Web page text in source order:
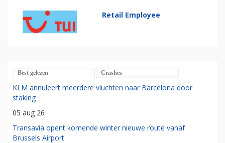
Retail Employee
Best gelezen Crashes
KLM annuleert meerdere vluchten naar Barcelona door
staking
05 aug 26
Transavia opent komende winter nieuwe route vanaf
Brussels Airport